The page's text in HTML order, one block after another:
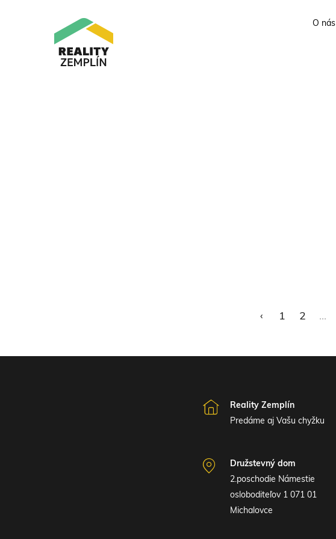
O nás
‹ 1 2 ...
Reality Zemplín
Predáme aj Vašu chyžku
Družstevný dom
2.poschodie Námestie
osloboditeľov 1 071 01
Michalovce